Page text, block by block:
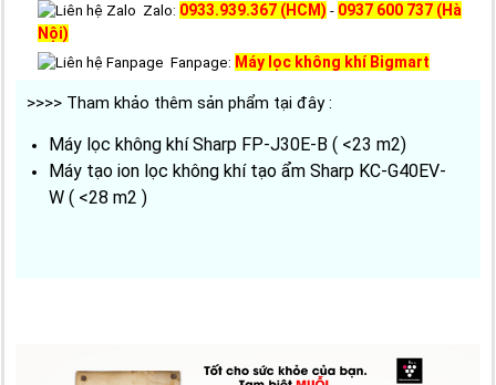
Zalo: 0933.939.367 (HCM) - 0937 600 737 (Hà
Nội)
Fanpage: Máy lọc không khí Bigmart
>>>> Tham khảo thêm sản phẩm tại đây :
Máy lọc không khí Sharp FP-J30E-B ( <23 m2)
Máy tạo ion lọc không khí tạo ẩm Sharp KC-G40EV-
W ( <28 m2 )